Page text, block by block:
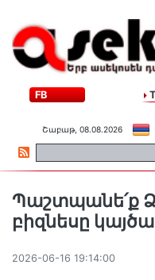
FB
Շաբաթ, 08.08.2026
Պաշտպանե՛ք
բիզնեսը
2026-06-16 19:14:00